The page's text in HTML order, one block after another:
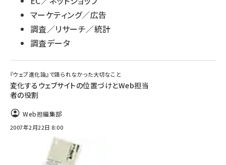
マーケティング／広告
調査／リサーチ／統計
調査データ
『ウェブ進化論』で語られなかった大切なこと
変化するウェブサイトの位置づけとWeb担当
者の役割
Web担編集部
2007年2月22日 8:00